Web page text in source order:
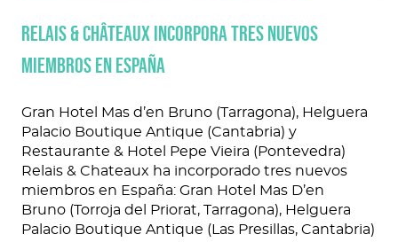
Relais & Châteaux incorpora tres nuevos
miembros en España
Gran Hotel Mas d’en Bruno (Tarragona), Helguera
Palacio Boutique Antique (Cantabria) y
Restaurante & Hotel Pepe Vieira (Pontevedra)
Relais & Chateaux ha incorporado tres nuevos
miembros en España: Gran Hotel Mas D’en
Bruno (Torroja del Priorat, Tarragona), Helguera
Palacio Boutique Antique (Las Presillas, Cantabria)